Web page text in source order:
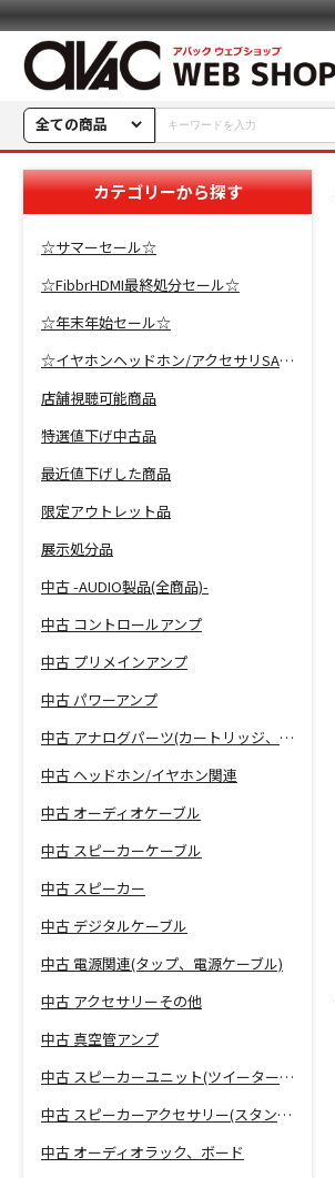
全ての商品
カテゴリーから探す
☆サマーセール☆
☆FibbrHDMI最終処分セール☆
☆年末年始セール☆
☆イヤホンヘッドホン/アクセサリSALE☆
店舗視聴可能商品
特選値下げ中古品
最近値下げした商品
限定アウトレット品
展示処分品
中古 -AUDIO製品(全商品)-
中古 コントロールアンプ
中古 プリメインアンプ
中古 パワーアンプ
中古 アナログパーツ(カートリッジ、シェル等)
中古 ヘッドホン/イヤホン関連
中古 オーディオケーブル
中古 スピーカーケーブル
中古 スピーカー
中古 デジタルケーブル
中古 電源関連(タップ、電源ケーブル)
中古 アクセサリーその他
中古 真空管アンプ
中古 スピーカーユニット(ツイーター、ウーファー等)
中古 スピーカーアクセサリー(スタンド等)
中古 オーディオラック、ボード